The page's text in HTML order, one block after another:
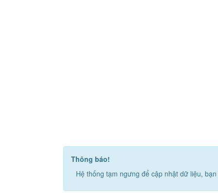
Thông báo!
Hệ thống tạm ngưng để cập nhật dữ liệu,